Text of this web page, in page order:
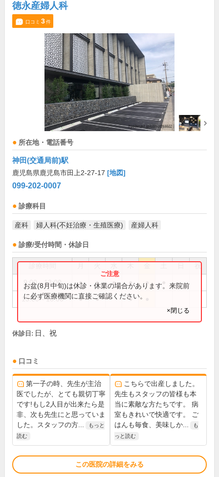
徳永産婦人科
口コミ 3件
所在地・電話番号
神田(交通局前)駅
鹿児島県鹿児島市田上2-27-17 [地図]
099-202-0007
診療科目
産科 婦人科(不妊治療・生殖医療) 産婦人科
診療/受付時間・休診日
祝
9:00～13:00 ● ● ● ● ●
15:00～18:00 ● ● ●
お盆(8月中旬)は休診・休業の場合があります。来院前
に必ず医療機関に直接ご確認ください。
×閉じる
休診日: 日、祝
口コミ
第一子の時、先生が主治
医でしたが、とても親切丁寧
です!もし2人目が出来たら是
非、次も先生にと思っていま
した。スタッフの方...
もっと
読む
こちらで出産しました。
先生もスタッフの皆様も本
当に素敵な方たちです。 病
室もきれいで快適です。 ご
はんも毎食、美味しか...
も
っと読む
この医院の詳細をみる